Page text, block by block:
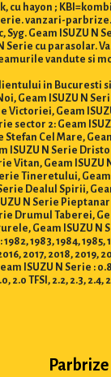
cu hayon ;
vanzari-
Syg. Geam ISUZU
Serie cu
vandute si
in Bucuresti si
Geam ISUZU N
Victoriei, Geam
sector 2: Geam
Cel Mare,
ISUZU N Serie
Vitan, Geam
Tineretului, Geam
Dealul Spirii,
N Serie
Drumul Taberei,
Geam ISUZU
1983, 1984, 1985,
2017, 2018, 2019,
N Serie : 0.8, 1.0,
2.0 TFSI, 2.2, 2.3,
Parbrize